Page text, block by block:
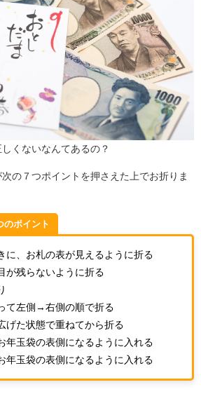
くないなんてあるの？
の７つポイントを押さえた上でお折りま
のポイント
に、お札の表が見えるように折る
が残らないように折る
て左側→右側の順で折る
げた状態で重ねてから折る
年玉袋の表側になるように入れる
年玉袋の表側になるように入れる